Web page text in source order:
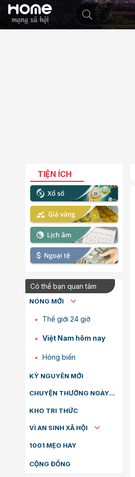
TIỆN ÍCH
Có thể bạn quan tâm
NÓNG MỚI
Thế giới 24 giờ
Việt Nam hôm nay
Hóng biến
KỶ NGUYÊN MỚI
CHUYỆN THƯỜNG NGÀY
KHO TRI THỨC
VÌ AN SINH XÃ HỘI
1001 MẸO HAY
CỘNG ĐỒNG